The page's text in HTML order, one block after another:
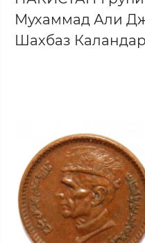
Мухаммад Али
Шахбаз Каландар